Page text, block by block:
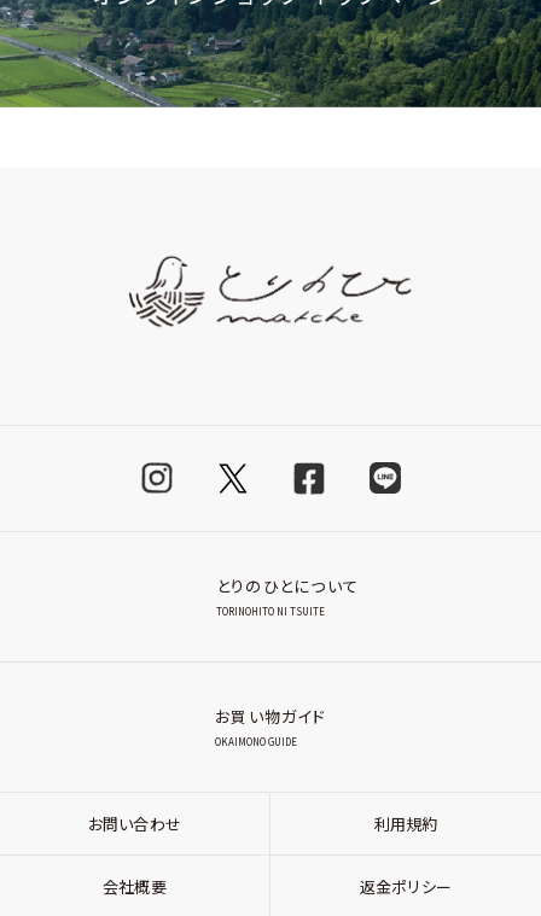
とりのひとについて
TORINOHITO NI TSUITE
お買い物ガイド
OKAIMONO GUIDE
お問い合わせ 利用規約
会社概要 返金ポリシー